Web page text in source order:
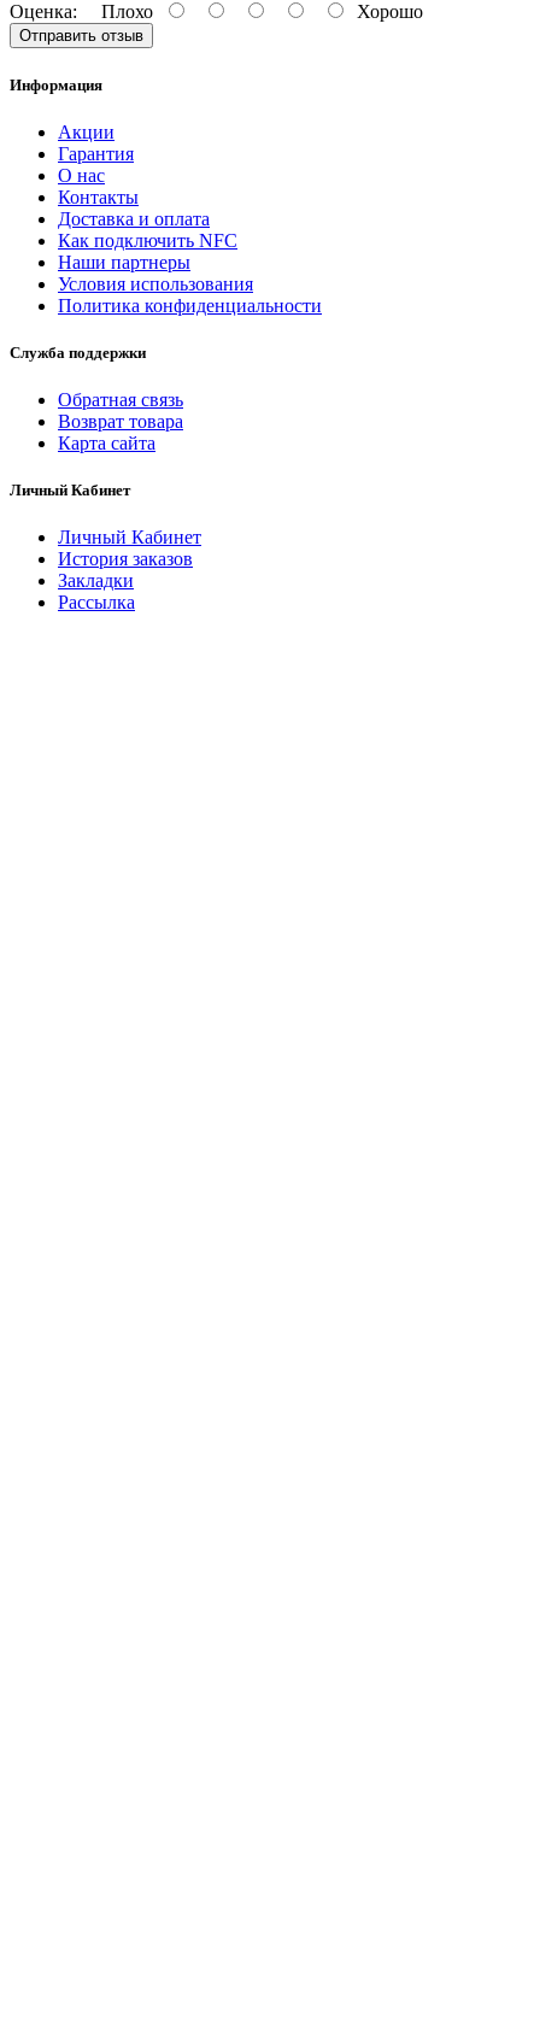
Оценка: Плохо Хорошо
Отправить отзыв
Информация
Акции
Гарантия
O нас
Контакты
Доставка и оплата
Как подключить NFC
Наши партнеры
Условия использования
Политика конфиденциальности
Служба поддержки
Обратная связь
Возврат товара
Карта сайта
Личный Кабинет
Личный Кабинет
История заказов
Закладки
Рассылка